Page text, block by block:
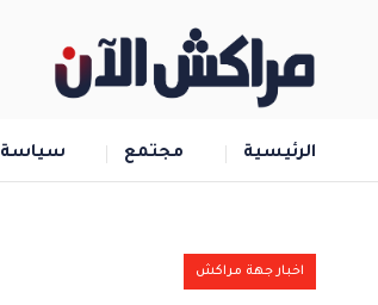
الرئيسية مجتمع سياسة
اخبار جهة مراكش